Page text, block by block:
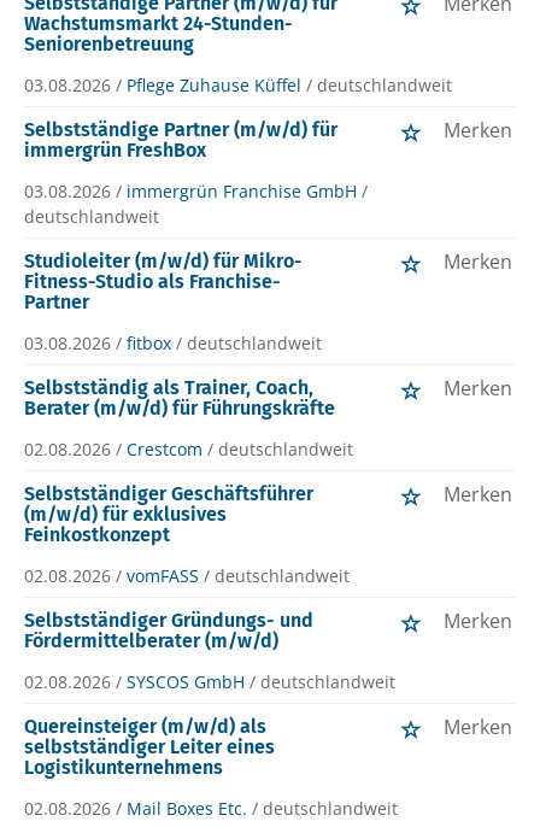
Wachstumsmarkt 24-Stunden-
Seniorenbetreuung
03.08.2026 / Pflege Zuhause Küffel / deutschlandweit
Selbstständige Partner (m/w/d) für
immergrün FreshBox
Merken
03.08.2026 / immergrün Franchise GmbH /
deutschlandweit
Studioleiter (m/w/d) für Mikro-
Fitness-Studio als Franchise-
Partner
Merken
03.08.2026 / fitbox / deutschlandweit
Selbstständig als Trainer, Coach,
Berater (m/w/d) für Führungskräfte
Merken
02.08.2026 / Crestcom / deutschlandweit
Selbstständiger Geschäftsführer
(m/w/d) für exklusives
Feinkostkonzept
Merken
02.08.2026 / vomFASS / deutschlandweit
Selbstständiger Gründungs- und
Fördermittelberater (m/w/d)
Merken
02.08.2026 / SYSCOS GmbH / deutschlandweit
Quereinsteiger (m/w/d) als
selbstständiger Leiter eines
Logistikunternehmens
Merken
02.08.2026 / Mail Boxes Etc. / deutschlandweit